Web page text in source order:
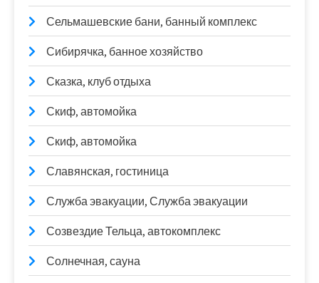
Сельмашевские бани, банный комплекс
Сибирячка, банное хозяйство
Сказка, клуб отдыха
Скиф, автомойка
Скиф, автомойка
Славянская, гостиница
Служба эвакуации, Служба эвакуации
Созвездие Тельца, автокомплекс
Солнечная, сауна